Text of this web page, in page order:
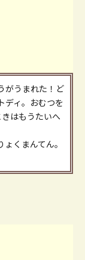
がうまれた！ど
ディ。おむつを
はもうたいへ
くまんてん。